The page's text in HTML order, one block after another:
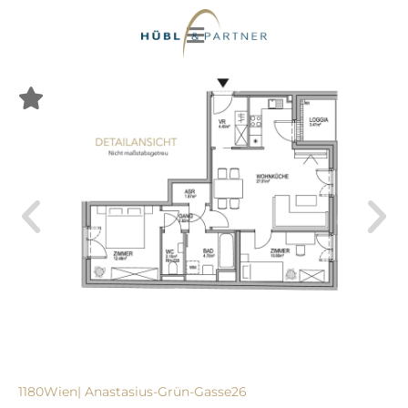
1180Wien| Anastasius-Grün-Gasse26